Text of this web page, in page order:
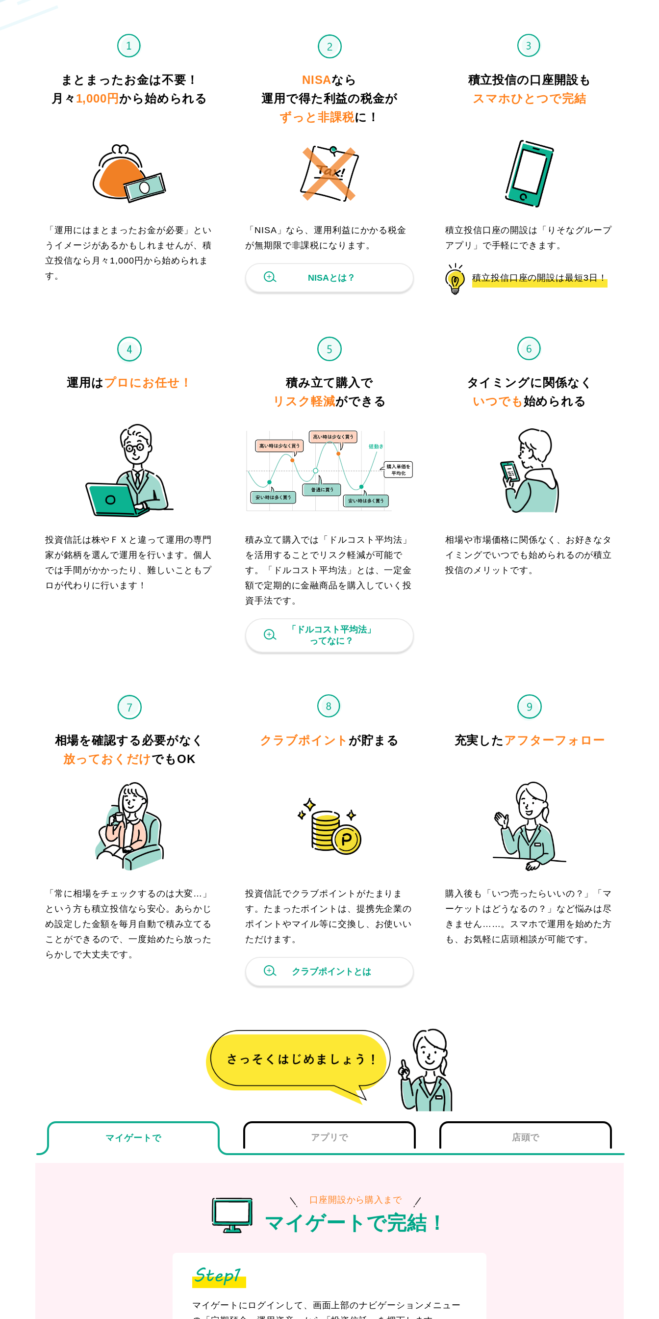
まとまったお金は不要！
月々 1,000円 から始められる
「運用にはまとまったお金が必要」とい
うイメージがあるかもしれませんが、積
立投信なら月々1,000円から始められま
す。
NISAなら
運用で得た利益の税金が
ずっと非課税に！
「NISA」なら、運用利益にかかる税金
が無期限で非課税になります。
NISAとは？
積立投信の口座開設も
スマホひとつで完結
積立投信口座の開設は「りそなグループ
アプリ」で手軽にできます。
積立投信口座の開設は最短3日！
運用はプロにお任せ！
投資信託は株やＦＸと違って運用の専門
家が銘柄を選んで運用を行います。個人
では手間がかかったり、難しいこともプ
ロが代わりに行います！
積み立て購入で
リスク軽減ができる
積み立て購入では「ドルコスト平均法」
を活用することでリスク軽減が可能で
す。「ドルコスト平均法」とは、一定金
額で定期的に金融商品を購入していく投
資手法です。
「ドルコスト平均法」
ってなに？
タイミングに関係なく
いつでも始められる
相場や市場価格に関係なく、お好きなタ
イミングでいつでも始められるのが積立
投信のメリットです。
相場を確認する必要がなく
放っておくだけでもOK
「常に相場をチェックするのは大変…」
という方も積立投信なら安心。あらかじ
め設定した金額を毎月自動で積み立てる
ことができるので、一度始めたら放った
らかしで大丈夫です。
クラブポイント が貯まる
投資信託でクラブポイントがたまりま
す。たまったポイントは、提携先企業の
ポイントやマイル等に交換し、お使いい
ただけます。
クラブポイントとは
充実した アフターフォロー
購入後も「いつ売ったらいいの？」「マ
ーケットはどうなるの？」など悩みは尽
きません……。スマホで運用を始めた方
も、お気軽に店頭相談が可能です。
マイゲートで アプリで 店頭で
口座開設から購入まで
マイゲートで完結！
マイゲートにログインして、画面上部のナビゲーションメニュー